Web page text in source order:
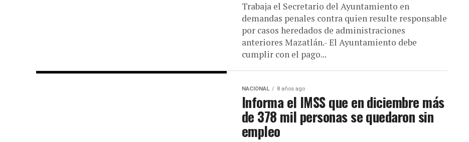
Trabaja el Secretario del Ayuntamiento en
demandas penales contra quien resulte responsable
por casos heredados de administraciones
anteriores Mazatlán.- El Ayuntamiento debe
cumplir con el pago...
NACIONAL 8 años ago
Informa el IMSS que en diciembre más
de 378 mil personas se quedaron sin
empleo